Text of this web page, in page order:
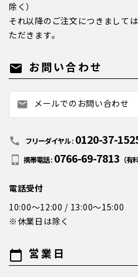
除く）
それ以降のご注文につきまして
ただきます。
mail お問い合わせ
mail メールでのお問い合わせ
call フリーダイヤル : 0120-37-
携帯電話 : 0766-69-7813 （有
電話受付
10:00～12:00 / 13:00～15:00
※休業日は除く
calendar_today 営業日